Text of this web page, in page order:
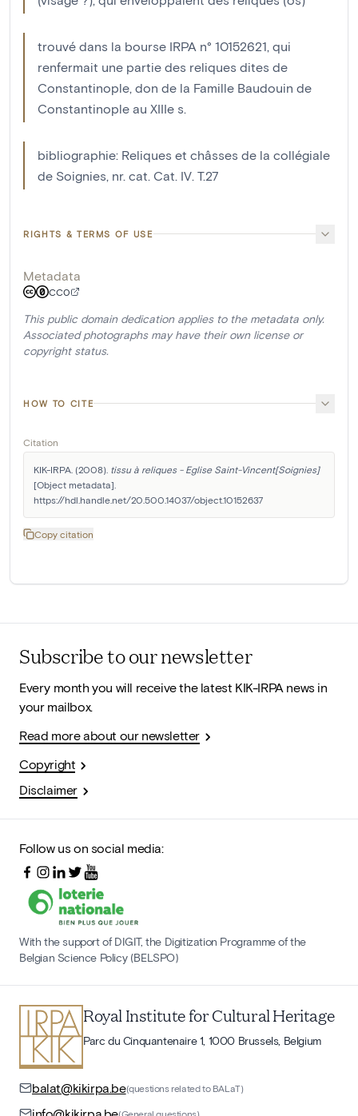
trouvé dans la bourse IRPA n° 10152621, qui
renfermait une partie des reliques dites de
Constantinople, don de la Famille Baudouin de
Constantinople au XIIIe s.
bibliographie: Reliques et châsses de la collégiale
de Soignies, nr. cat. Cat. IV. T.27
RIGHTS & TERMS OF USE
Metadata
CC0
This public domain dedication applies to the metadata only.
Associated photographs may have their own license or
copyright status.
HOW TO CITE
Citation
KIK-IRPA. (2008). tissu à reliques - Eglise Saint-Vincent[Soignies]
[Object metadata].
https://hdl.handle.net/20.500.14037/object.10152637
Copy citation
Subscribe to our newsletter
Every month you will receive the latest KIK-IRPA news in
your mailbox.
Read more about our newsletter
Copyright
Disclaimer
Follow us on social media:
With the support of DIGIT, the Digitization Programme of the
Belgian Science Policy (BELSPO)
Royal Institute for Cultural Heritage
Parc du Cinquantenaire 1, 1000 Brussels, Belgium
balat@kikirpa.be(questions related to BALaT)
(General questions)